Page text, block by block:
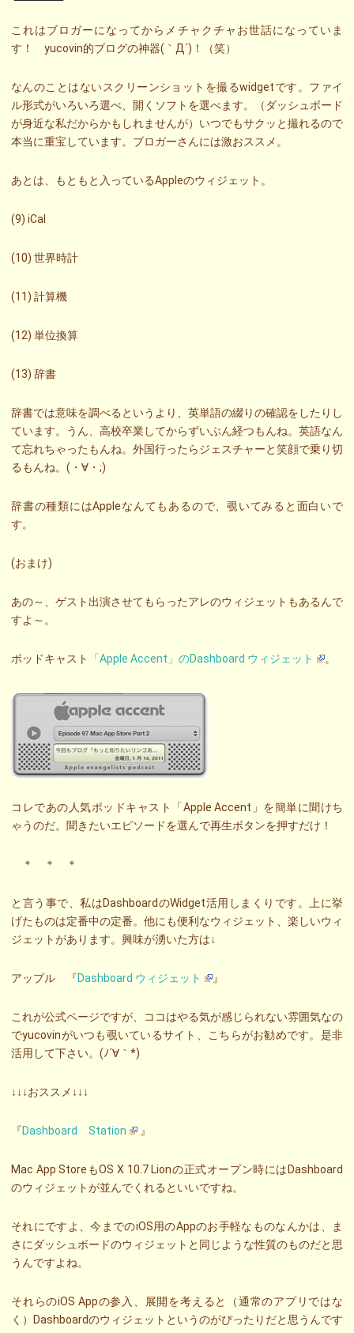
これはブロガーになってからメチャクチャお世話になっていま
す！ yucovin的ブログの神器(｀Д´)！（笑）
なんのことはないスクリーンショットを撮るwidgetです。ファイ
ル形式がいろいろ選べ、開くソフトを選べます。（ダッシュボード
が身近な私だからかもしれませんが）いつでもサクッと撮れるので
本当に重宝しています。ブロガーさんには激おススメ。
あとは、もともと入っているAppleのウィジェット。
(9) iCal
(10) 世界時計
(11) 計算機
(12) 単位換算
(13) 辞書
辞書では意味を調べるというより、英単語の綴りの確認をしたりし
ています。うん、高校卒業してからずいぶん経つもんね。英語なん
て忘れちゃったもんね。外国行ったらジェスチャーと笑顔で乗り切
るもんね。(・∀・;)
辞書の種類にはAppleなんてもあるので、覗いてみると面白いで
す。
(おまけ)
あの～、ゲスト出演させてもらったアレのウィジェットもあるんで
すよ～。
ポッドキャスト 「Apple Accent」のDashboard ウィジェット 。
コレであの人気ポッドキャスト「Apple Accent」を簡単に聞けち
ゃうのだ。聞きたいエピソードを選んで再生ボタンを押すだけ！
＊ ＊ ＊
と言う事で、私はDashboardのWidget活用しまくりです。上に挙
げたものは定番中の定番。他にも便利なウィジェット、楽しいウィ
ジェットがあります。興味が湧いた方は↓
アップル 『Dashboard ウィジェット 』
これが公式ページですが、ココはやる気が感じられない雰囲気なの
でyucovinがいつも覗いているサイト、こちらがお勧めです。是非
活用して下さい。(ﾉ´∀｀*)
↓↓↓おススメ↓↓↓
『Dashboard Station 』
Mac App StoreもOS X 10.7 Lionの正式オープン時にはDashboard
のウィジェットが並んでくれるといいですね。
それにですよ、今までのiOS用のAppのお手軽なものなんかは、ま
さにダッシュボードのウィジェットと同じような性質のものだと思
うんですよね。
それらのiOS Appの参入、展開を考えると（通常のアプリではな
く）Dashboardのウィジェットというのがぴったりだと思うんです